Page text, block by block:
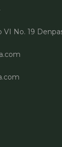
No. 19